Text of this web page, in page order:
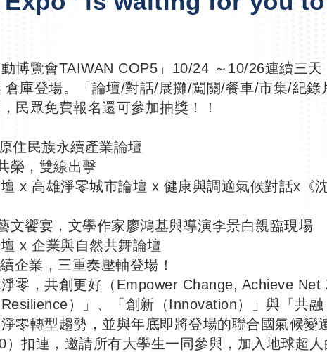
動博覽會TAIWAN COP5」10/24 ～10/26連續三
倉庫登場。「論壇/對話/展攤/闖關/餐車/市集/紀錄
民眾免費報名還可參加抽獎！！
住民族永續產業論壇
榮，雙線出擊
x 高雄淨零城市論壇 x 健康與調適氣候對話x《
饗宴，文學作家廖鴻基與導演李景白親臨現場
x 企業與自然共舞論壇
企業，三重奏壓軸登場！
零，共創更好（Empower Change, Achieve Net
）」、「創新（Innovation）」與「共融
零轉型趨勢，並與年底即將登場的聯合國氣候變
）扣連，邀請所有大學生一同參與，加入地球超人